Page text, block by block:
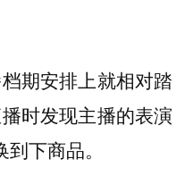
期安排上就相对踏
时发现主播的表演
下商品。